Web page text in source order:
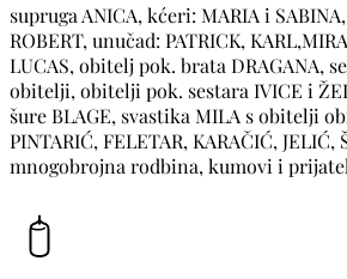
supruga ANICA, kćeri: MARIA i
ROBERT, unučad: PATRICK,
LUCAS, obitelj pok. brata DRAGANA,
obitelji, obitelji pok. sestara IVICE i
šure BLAGE, svastika MILA s obitelji
PINTARIĆ, FELETAR, KARAČIĆ, JELIĆ,
mnogobrojna rodbina, kumovi i